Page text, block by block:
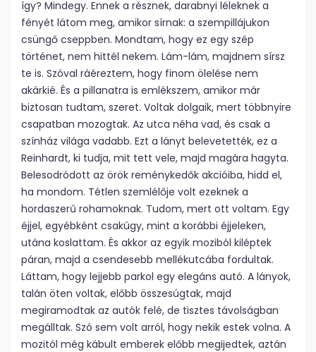
így? Mindegy. Ennek a résznek, darabnyi léleknek a
fényét látom meg, amikor sírnak: a szempillájukon
csüngő cseppben. Mondtam, hogy ez egy szép
történet, nem hittél nekem. Lám-lám, majdnem sírsz
te is. Szóval ráéreztem, hogy finom ölelése nem
akárkié. És a pillanatra is emlékszem, amikor már
biztosan tudtam, szeret. Voltak dolgaik, mert többnyire
csapatban mozogtak. Az utca néha vad, és csak a
színház világa vadabb. Ezt a lányt belevetették, ez a
Reinhardt, ki tudja, mit tett vele, majd magára hagyta.
Belesodródott az örök reménykedők akcióiba, hidd el,
ha mondom. Tétlen szemlélője volt ezeknek a
hordaszerű rohamoknak. Tudom, mert ott voltam. Egy
éjjel, egyébként csakúgy, mint a korábbi éjjeleken,
utána koslattam. És akkor az egyik moziból kiléptek
páran, majd a csendesebb mellékutcába fordultak.
Láttam, hogy lejjebb parkol egy elegáns autó. A lányok,
talán öten voltak, előbb összesúgtak, majd
megiramodtak az autók felé, de tisztes távolságban
megálltak. Szó sem volt arról, hogy nekik estek volna. A
mozitól még kábult emberek előbb megijedtek, aztán